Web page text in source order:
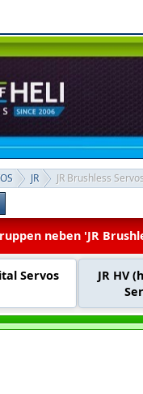
JR
JR Brushless
neben 'JR
Servos
JR HV